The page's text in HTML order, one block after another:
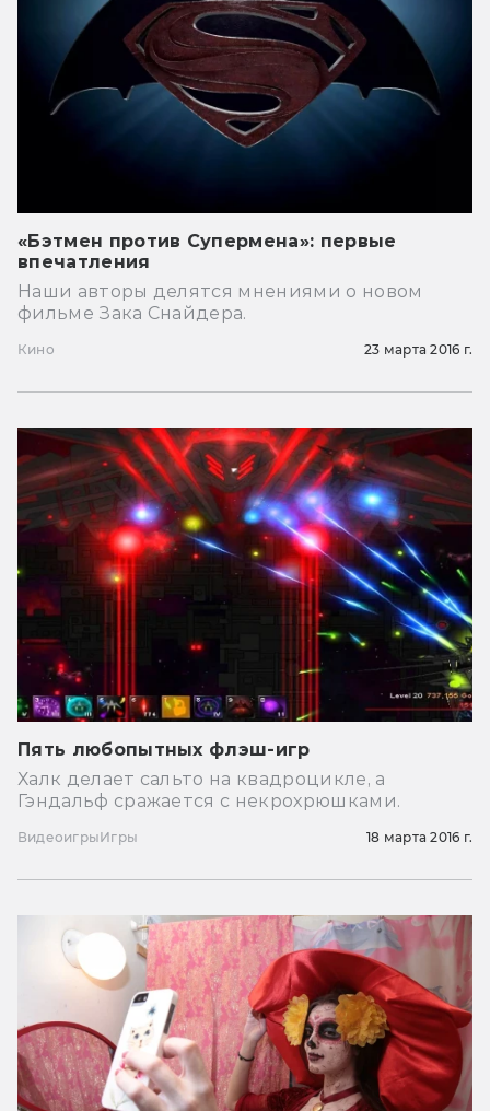
«Бэтмен против Супермена»: первые
впечатления
Наши авторы делятся мнениями о новом
фильме Зака Снайдера.
Кино 23 марта 2016 г.
Пять любопытных флэш-игр
Халк делает сальто на квадроцикле, а
Гэндальф сражается с некрохрюшками.
ВидеоигрыИгры 18 марта 2016 г.